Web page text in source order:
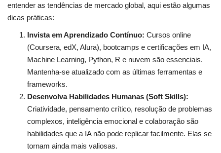
entender as tendências de mercado global, aqui estão algumas
dicas práticas:
Invista em Aprendizado Contínuo: Cursos online
(Coursera, edX, Alura), bootcamps e certificações em IA,
Machine Learning, Python, R e nuvem são essenciais.
Mantenha-se atualizado com as últimas ferramentas e
frameworks.
Desenvolva Habilidades Humanas (Soft Skills):
Criatividade, pensamento crítico, resolução de problemas
complexos, inteligência emocional e colaboração são
habilidades que a IA não pode replicar facilmente. Elas se
tornam ainda mais valiosas.